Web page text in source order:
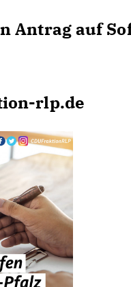
Antrag auf
rlp.de